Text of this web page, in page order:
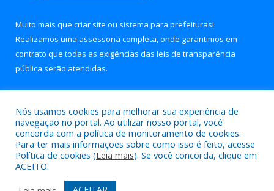
Muito mais que criar site ou sistema para prefeituras!
Realizamos uma assessoria completa, onde garantimos em
contrato que todas as exigências das leis de transparência
pública serão atendidas.
Todos os direitos reservados a Prefeitura Municipal de Soure.
Mapa do Site Acessar Área Administrativa
Nós usamos cookies para melhorar sua experiência de
navegação no portal. Ao utilizar nosso portal, você
concorda com a política de monitoramento de cookies.
Para ter mais informações sobre como isso é feito, acesse
Política de cookies (Leia mais). Se você concorda, clique em
ACEITO.